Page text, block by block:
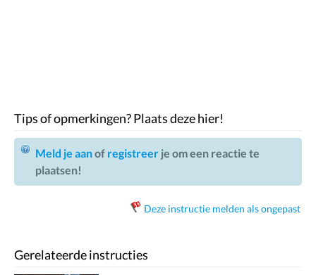
Tips of opmerkingen? Plaats deze hier!
Meld je aanof registreer je om een reactie te
plaatsen!
Deze instructie melden als ongepast
Gerelateerde instructies